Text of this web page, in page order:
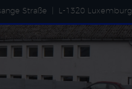
Straße L-1320 Luxemburg